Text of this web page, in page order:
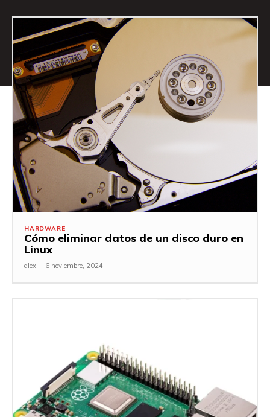
HARDWARE
Cómo eliminar datos de un disco duro en
Linux
alex - 6 noviembre, 2024